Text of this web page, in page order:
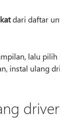
dari daftar
lalu pilih
instal ulang